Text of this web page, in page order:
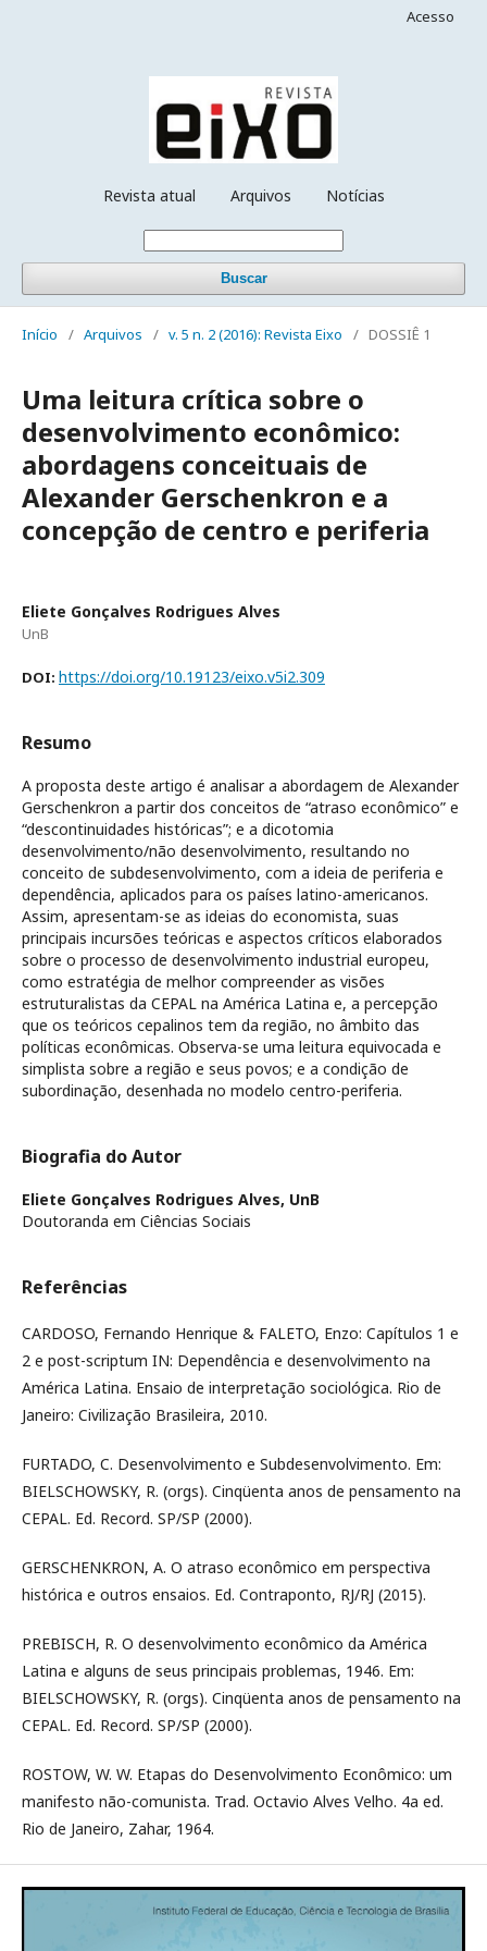
Revista atual Arquivos Notícias
Buscar
Acesso
Início / Arquivos / v. 5 n. 2 (2016): Revista Eixo / DOSSIÊ 1
Uma leitura crítica sobre o
desenvolvimento econômico:
abordagens conceituais de
Alexander Gerschenkron e a
concepção de centro e periferia
Eliete Gonçalves Rodrigues Alves
UnB
DOI: https://doi.org/10.19123/eixo.v5i2.309
Resumo
A proposta deste artigo é analisar a abordagem de Alexander
Gerschenkron a partir dos conceitos de “atraso econômico” e
“descontinuidades históricas”; e a dicotomia
desenvolvimento/não desenvolvimento, resultando no
conceito de subdesenvolvimento, com a ideia de periferia e
dependência, aplicados para os países latino-americanos.
Assim, apresentam-se as ideias do economista, suas
principais incursões teóricas e aspectos críticos elaborados
sobre o processo de desenvolvimento industrial europeu,
como estratégia de melhor compreender as visões
estruturalistas da CEPAL na América Latina e, a percepção
que os teóricos cepalinos tem da região, no âmbito das
políticas econômicas. Observa-se uma leitura equivocada e
simplista sobre a região e seus povos; e a condição de
subordinação, desenhada no modelo centro-periferia.
Biografia do Autor
Eliete Gonçalves Rodrigues Alves, UnB
Doutoranda em Ciências Sociais
Referências
CARDOSO, Fernando Henrique & FALETO, Enzo: Capítulos 1 e
2 e post-scriptum IN: Dependência e desenvolvimento na
América Latina. Ensaio de interpretação sociológica. Rio de
Janeiro: Civilização Brasileira, 2010.
FURTADO, C. Desenvolvimento e Subdesenvolvimento. Em:
BIELSCHOWSKY, R. (orgs). Cinqüenta anos de pensamento na
CEPAL. Ed. Record. SP/SP (2000).
GERSCHENKRON, A. O atraso econômico em perspectiva
histórica e outros ensaios. Ed. Contraponto, RJ/RJ (2015).
PREBISCH, R. O desenvolvimento econômico da América
Latina e alguns de seus principais problemas, 1946. Em:
BIELSCHOWSKY, R. (orgs). Cinqüenta anos de pensamento na
CEPAL. Ed. Record. SP/SP (2000).
ROSTOW, W. W. Etapas do Desenvolvimento Econômico: um
manifesto não-comunista. Trad. Octavio Alves Velho. 4a ed.
Rio de Janeiro, Zahar, 1964.